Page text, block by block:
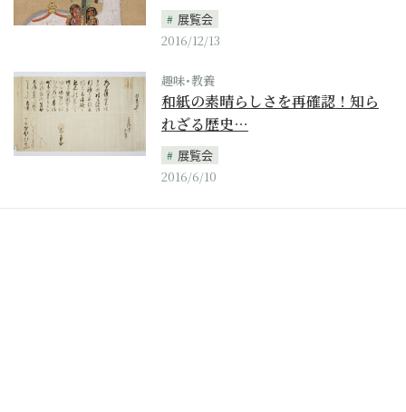
展覧会
2016/12/13
趣味･教養
和紙の素晴らしさを再確認！知ら
れざる歴史…
展覧会
2016/6/10